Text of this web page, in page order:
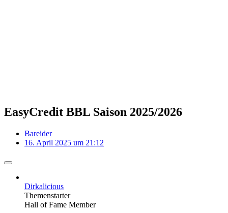
EasyCredit BBL Saison 2025/2026
Bareider
16. April 2025 um 21:12
Dirkalicious
Themenstarter
Hall of Fame Member